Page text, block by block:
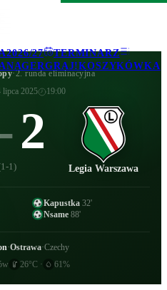
2026/27
TERMINARZ
GRAJ!KOSZYKÓWKA
·2. runda eliminacyjna
lipca 2025
19:00
2
1-1) Legia Warszawa
Kapustka 32'
Nsame 88'
·Ostrawa·Czechy
26°C · 61%